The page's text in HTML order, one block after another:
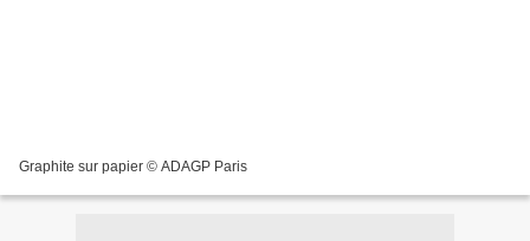
Graphite sur papier © ADAGP Paris